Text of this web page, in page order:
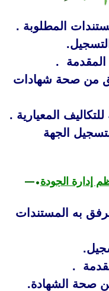
المطلوبة .
المقدمة .
من صحة شهادات
المعيارية .
الجهة
إدارة الجودة•—
به المستندات
.
صحة الشهادة.